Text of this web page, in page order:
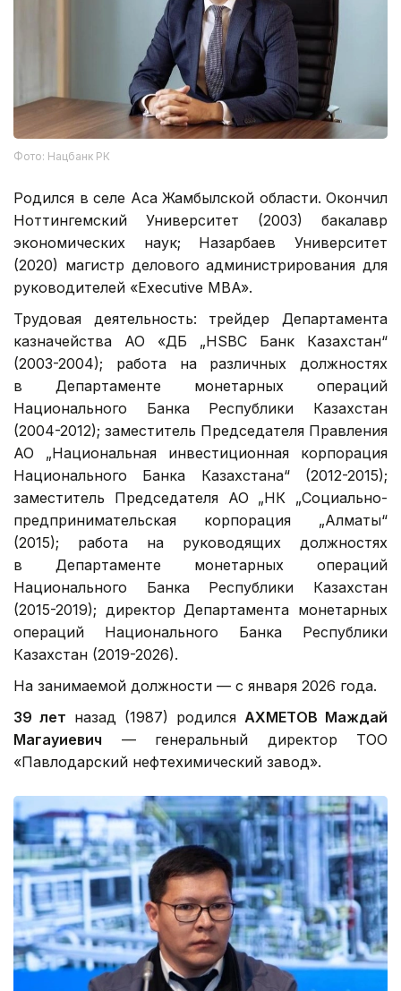
Фото: Нацбанк РК
Родился в селе Аса Жамбылской области. Окончил
Ноттингемский Университет (2003) бакалавр
экономических наук; Назарбаев Университет
(2020) магистр делового администрирования для
руководителей «Executive MBA».
Трудовая деятельность: трейдер Департамента
казначейства АО «ДБ „HSBC Банк Казахстан“
(2003-2004); работа на различных должностях
в Департаменте монетарных операций
Национального Банка Республики Казахстан
(2004-2012); заместитель Председателя Правления
АО „Национальная инвестиционная корпорация
Национального Банка Казахстана“ (2012-2015);
заместитель Председателя АО „НК „Социально-
предпринимательская корпорация „Алматы“
(2015); работа на руководящих должностях
в Департаменте монетарных операций
Национального Банка Республики Казахстан
(2015-2019); директор Департамента монетарных
операций Национального Банка Республики
Казахстан (2019-2026).
На занимаемой должности — с января 2026 года.
39 лет назад (1987) родился АХМЕТОВ Маждай
Магауиевич — генеральный директор ТОО
«Павлодарский нефтехимический завод».